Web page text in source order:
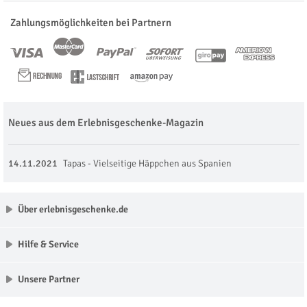
Zahlungsmöglichkeiten bei Partnern
Neues aus dem Erlebnisgeschenke-Magazin
14.11.2021 Tapas - Vielseitige Häppchen aus Spanien
Über erlebnisgeschenke.de
Hilfe & Service
Unsere Partner